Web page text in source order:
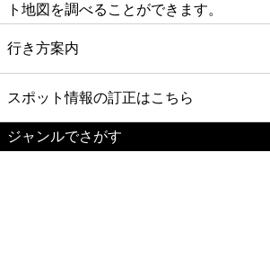
ト地図を調べることができます。
行き方案内
スポット情報の訂正はこちら
ジャンルでさがす